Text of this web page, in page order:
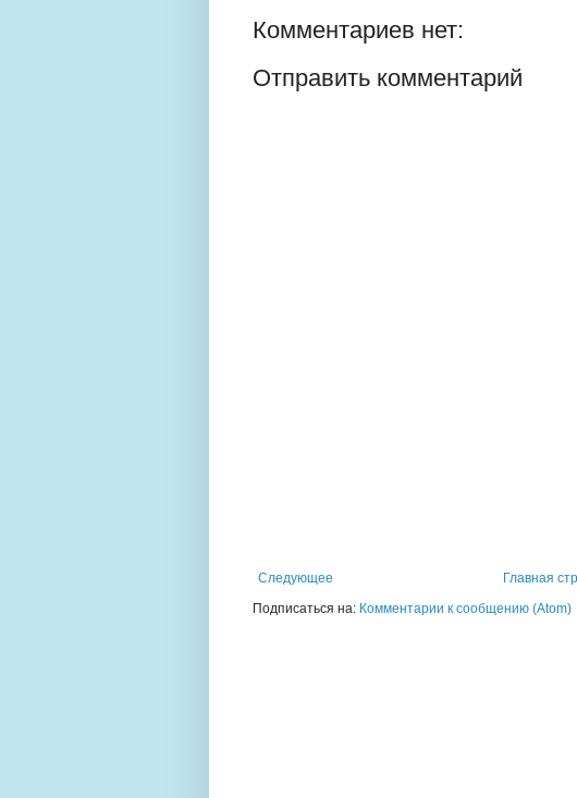
Комментариев нет:
Отправить комментарий
Следующее
Главная
Подписаться на: Комментарии к сообщению (Atom)